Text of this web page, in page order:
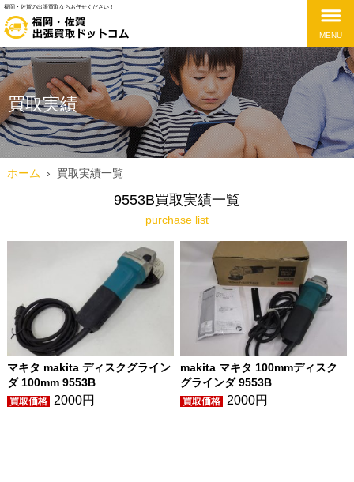
福岡・佐賀の出張買取ならお任せください！
MENU
買取実績
ホーム › 買取実績一覧
9553B買取実績一覧
purchase list
マキタ makita ディスクグライン
ダ 100mm 9553B
2000円
makita マキタ 100mmディスク
グラインダ 9553B
2000円